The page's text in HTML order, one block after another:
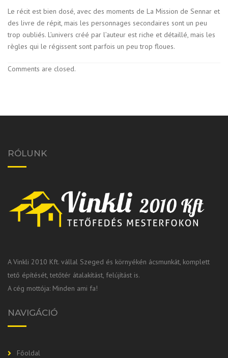
Le récit est bien dosé, avec des moments de La Mission de Sennar et
des livre de répit, mais les personnages secondaires sont un peu
trop oubliés. L’univers créé par l’auteur est riche et détaillé, mais les
règles qui le régissent sont parfois un peu trop floues.
Comments are closed.
RÓLUNK
A Vinkli 2010 Kft. vállal Szeged és környékén ácsmunkát, komplett
tető építését, tetőtér átalakítást, felújítást is.
A cég mottója: Minden ami fa!
NAVIGÁCIÓ
Főoldal